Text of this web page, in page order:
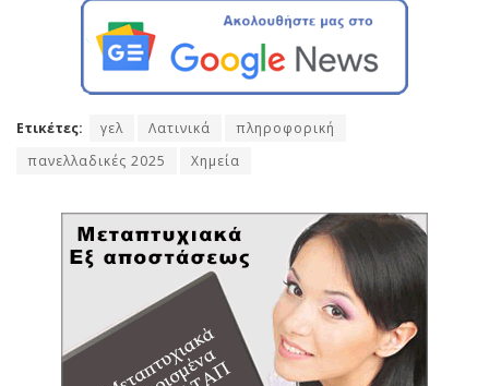
Ετικέτες: γελ Λατινικά
πληροφορική
πανελλαδικές 2025
Χημεία